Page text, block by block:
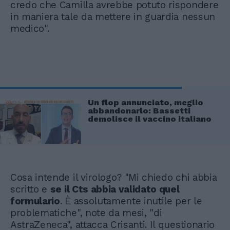
credo che Camilla avrebbe potuto rispondere
in maniera tale da mettere in guardia nessun
medico".
Un flop annunciato, meglio
abbandonarlo: Bassetti
demolisce il vaccino italiano
Cosa intende il virologo? "Mi chiedo chi abbia
scritto e se il Cts abbia validato quel
formulario. È assolutamente inutile per le
problematiche", note da mesi, "di
AstraZeneca", attacca Crisanti. Il questionario